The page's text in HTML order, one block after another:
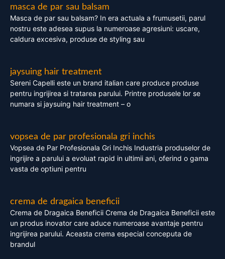
masca de par sau balsam
Masca de par sau balsam? In era actuala a frumusetii, parul
nostru este adesea supus la numeroase agresiuni: uscare,
caldura excesiva, produse de styling sau
jaysuing hair treatment
Sereni Capelli este un brand italian care produce produse
pentru ingrijirea si tratarea parului. Printre produsele lor se
numara si jaysuing hair treatment – o
vopsea de par profesionala gri inchis
Vopsea de Par Profesionala Gri Inchis Industria produselor de
ingrijire a parului a evoluat rapid in ultimii ani, oferind o gama
vasta de optiuni pentru
crema de dragaica beneficii
Crema de Dragaica Beneficii Crema de Dragaica Beneficii este
un produs inovator care aduce numeroase avantaje pentru
ingrijirea parului. Aceasta crema especial conceputa de
brandul